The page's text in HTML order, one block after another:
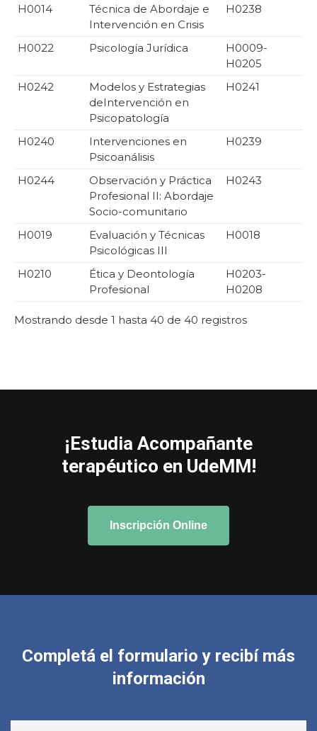
H0014
Técnica de Abordaje e
Intervención en Crisis
H0238
H0022 Psicología Jurídica
H0009-
H0205
H0242
Modelos y Estrategias
deIntervención en
Psicopatología
H0241
H0240
Intervenciones en
Psicoanálisis
H0239
H0244
Observación y Práctica
Profesional II: Abordaje
Socio-comunitario
H0243
H0019
Evaluación y Técnicas
Psicológicas III
H0018
H0210
Ética y Deontología
Profesional
H0203-
H0208
Mostrando desde 1 hasta 40 de 40 registros
¡Estudia Acompañante
terapéutico en UdeMM!
Inscripción Online
Completá el formulario y recibí más
información